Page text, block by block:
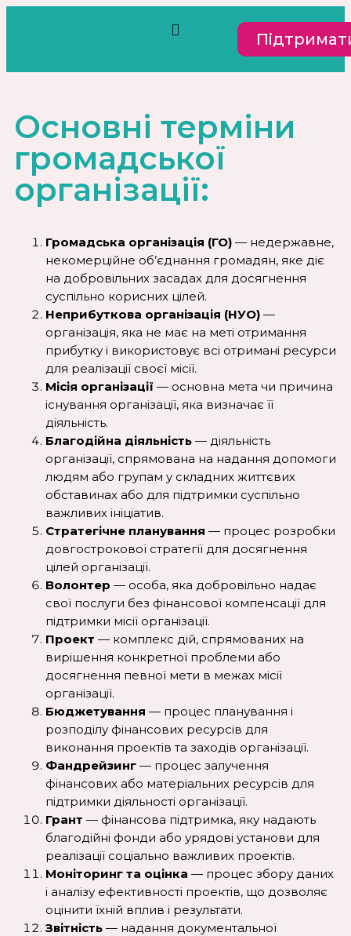
Основні терміни
громадської
організації:
Громадська організація (ГО) — недержавне,
некомерційне об’єднання громадян, яке діє
на добровільних засадах для досягнення
суспільно корисних цілей.
Неприбуткова організація (НУО) —
організація, яка не має на меті отримання
прибутку і використовує всі отримані ресурси
для реалізації своєї місії.
Місія організації — основна мета чи причина
існування організації, яка визначає її
діяльність.
Благодійна діяльність — діяльність
організації, спрямована на надання допомоги
людям або групам у складних життєвих
обставинах або для підтримки суспільно
важливих ініціатив.
Стратегічне планування — процес розробки
довгострокової стратегії для досягнення
цілей організації.
Волонтер — особа, яка добровільно надає
свої послуги без фінансової компенсації для
підтримки місії організації.
Проект — комплекс дій, спрямованих на
вирішення конкретної проблеми або
досягнення певної мети в межах місії
організації.
Бюджетування — процес планування і
розподілу фінансових ресурсів для
виконання проектів та заходів організації.
Фандрейзинг — процес залучення
фінансових або матеріальних ресурсів для
підтримки діяльності організації.
Грант — фінансова підтримка, яку надають
благодійні фонди або урядові установи для
реалізації соціально важливих проектів.
Моніторинг та оцінка — процес збору даних
і аналізу ефективності проектів, що дозволяє
оцінити їхній вплив і результати.
Звітність — надання документальної